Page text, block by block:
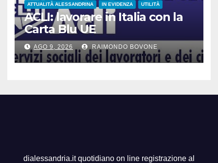
ATTUALITÀ ALESSANDRINA IN EVIDENZA UTILITÀ
ACLI: lavorare in Italia con la
Carta Blu UE
AGO 9, 2026 RAIMONDO BOVONE
dialessandria.it quotidiano on line registrazione al